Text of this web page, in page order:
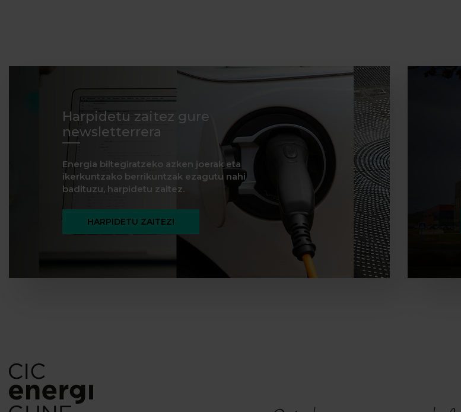
Harpidetu zaitez gure
newsletterrera
Energia biltegiratzeko azken joerak eta
ikerkuntzako berrikuntzak ezagutu nahi
badituzu, harpidetu zaitez.
HARPIDETU ZAITEZ!